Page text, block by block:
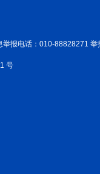
举报电话：010-88828271 举
号